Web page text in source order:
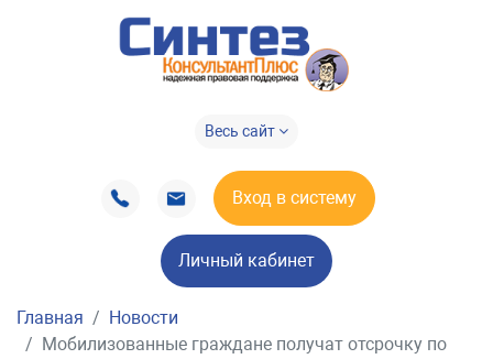
Весь сайт
Вход в систему
Личный кабинет
Главная
Новости
Мобилизованные граждане получат отсрочку по